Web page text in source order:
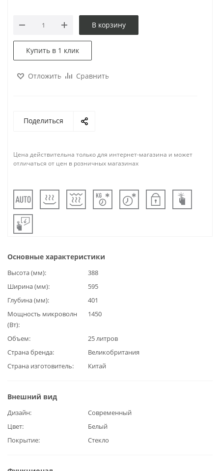
В корзину
Купить в 1 клик
Отложить Сравнить
Поделиться
Цена действительна только для интернет-магазина и может
отличаться от цен в розничных магазинах
Основные характеристики
Высота (мм)
388
Ширина (мм)
595
Глубина (мм)
401
Мощность микроволн
(Вт)
1450
Объем
25 литров
Страна бренда
Великобритания
Страна изготовитель
Китай
Внешний вид
Дизайн
Современный
Цвет
Белый
Покрытие
Стекло